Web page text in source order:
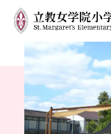
ホーム
学校紹介